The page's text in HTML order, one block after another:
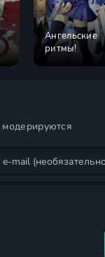
Ангельские
ритмы!